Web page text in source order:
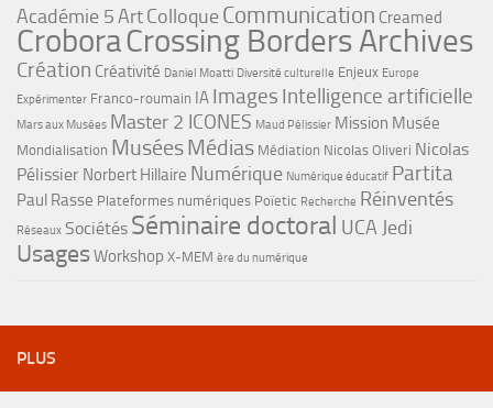
Académie 5ArtColloqueCommunication Creamed
CroboraCrossing Borders Archives
Création Créativité Daniel Moatti Diversité culturelle Enjeux Europe
Expérimenter Franco-roumain IA Images Intelligence artificielle
Mars aux Musées Master 2 ICONES Maud Pélissier Mission Musée
Mondialisation MuséesMédias Médiation Nicolas Oliveri Nicolas
Pélissier Norbert Hillaire Numérique Numérique éducatif Partita
Paul Rasse Plateformes numériques Poïetic Recherche Réinventés
Réseaux Sociétés Séminaire doctoral UCA Jedi
UsagesWorkshop X-MEM ère du numérique
PLUS